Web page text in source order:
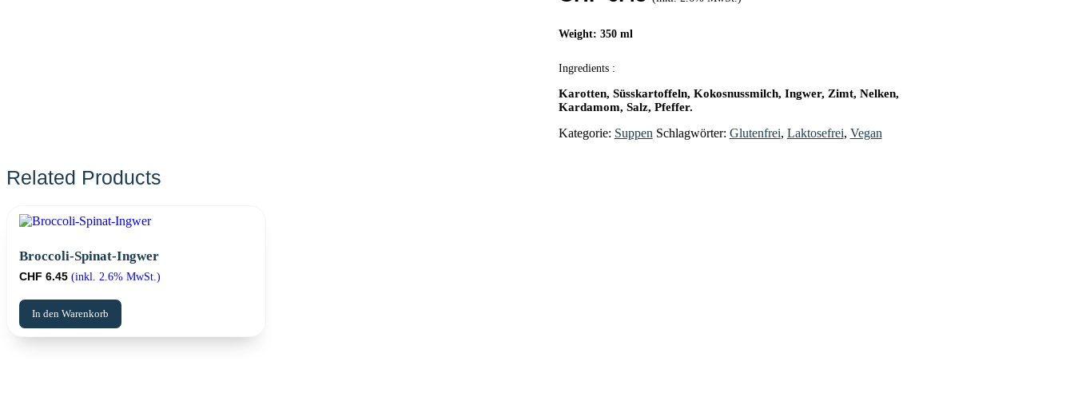
Weight: 350 ml
Ingredients :
Karotten, Süsskartoffeln, Kokosnussmilch, Ingwer, Zimt, Nelken,
Kardamom, Salz, Pfeffer.
Kategorie: Suppen Schlagwörter: Glutenfrei, Laktosefrei, Vegan
Broccoli-Spinat-Ingwer
CHF 6.45 (inkl. 2.6% MwSt.)
In den Warenkorb